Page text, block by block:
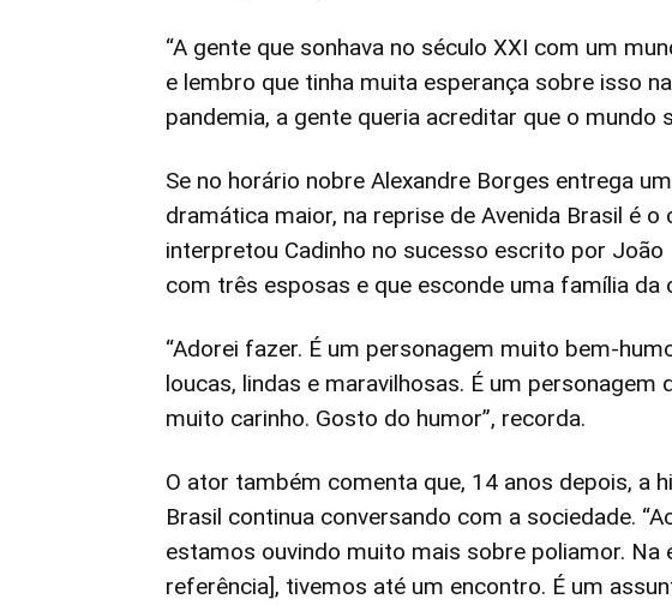
“A gente que sonhava no século XXI com um
e lembro que tinha muita esperança sobre isso
pandemia, a gente queria acreditar que o mundo
Se no horário nobre Alexandre Borges entrega
dramática maior, na reprise de Avenida Brasil é
interpretou Cadinho no sucesso escrito por João
com três esposas e que esconde uma família da
“Adorei fazer. É um personagem muito bem-
loucas, lindas e maravilhosas. É um
muito carinho. Gosto do humor”, recorda.
O ator também comenta que, 14 anos depois, a
Brasil continua conversando com a sociedade.
estamos ouvindo muito mais sobre poliamor. Na
referência], tivemos até um encontro. É um